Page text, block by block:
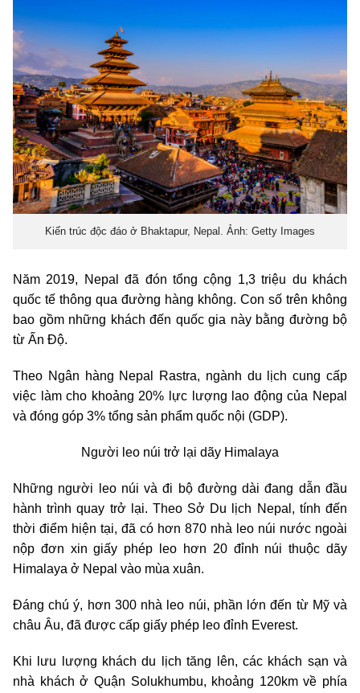
Kiến trúc độc đáo ở Bhaktapur, Nepal. Ảnh: Getty Images
Năm 2019, Nepal đã đón tổng cộng 1,3 triệu du khách
quốc tế thông qua đường hàng không. Con số trên không
bao gồm những khách đến quốc gia này bằng đường bộ
từ Ấn Độ.
Theo Ngân hàng Nepal Rastra, ngành du lịch cung cấp
việc làm cho khoảng 20% lực lượng lao động của Nepal
và đóng góp 3% tổng sản phẩm quốc nội (GDP).
Người leo núi trở lại dãy Himalaya
Những người leo núi và đi bộ đường dài đang dẫn đầu
hành trình quay trở lại. Theo Sở Du lịch Nepal, tính đến
thời điểm hiện tại, đã có hơn 870 nhà leo núi nước ngoài
nộp đơn xin giấy phép leo hơn 20 đỉnh núi thuộc dãy
Himalaya ở Nepal vào mùa xuân.
Đáng chú ý, hơn 300 nhà leo núi, phần lớn đến từ Mỹ và
châu Âu, đã được cấp giấy phép leo đỉnh Everest.
Khi lưu lượng khách du lịch tăng lên, các khách sạn và
nhà khách ở Quận Solukhumbu, khoảng 120km về phía